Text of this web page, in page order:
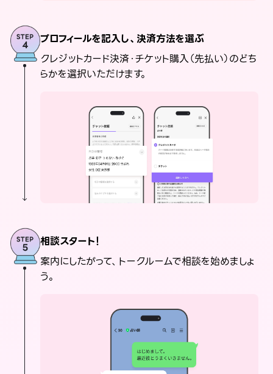
プロフィールを記入し、決済方法を選ぶ
クレジットカード決済・チケット購入（先払い）のどち
らかを選択いただけます。
相談スタート！
案内にしたがって、トークルームで相談を始めましょ
う。